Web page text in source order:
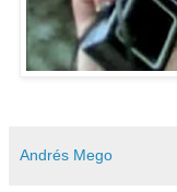
Andrés Mego